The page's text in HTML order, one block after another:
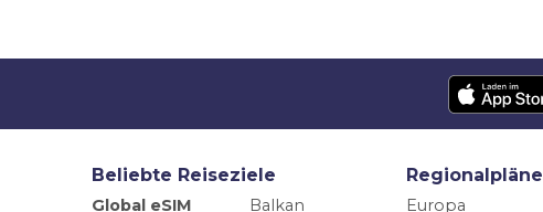
Beliebte Reiseziele
Global eSIM
Balkan
Regionalpläne
Europa